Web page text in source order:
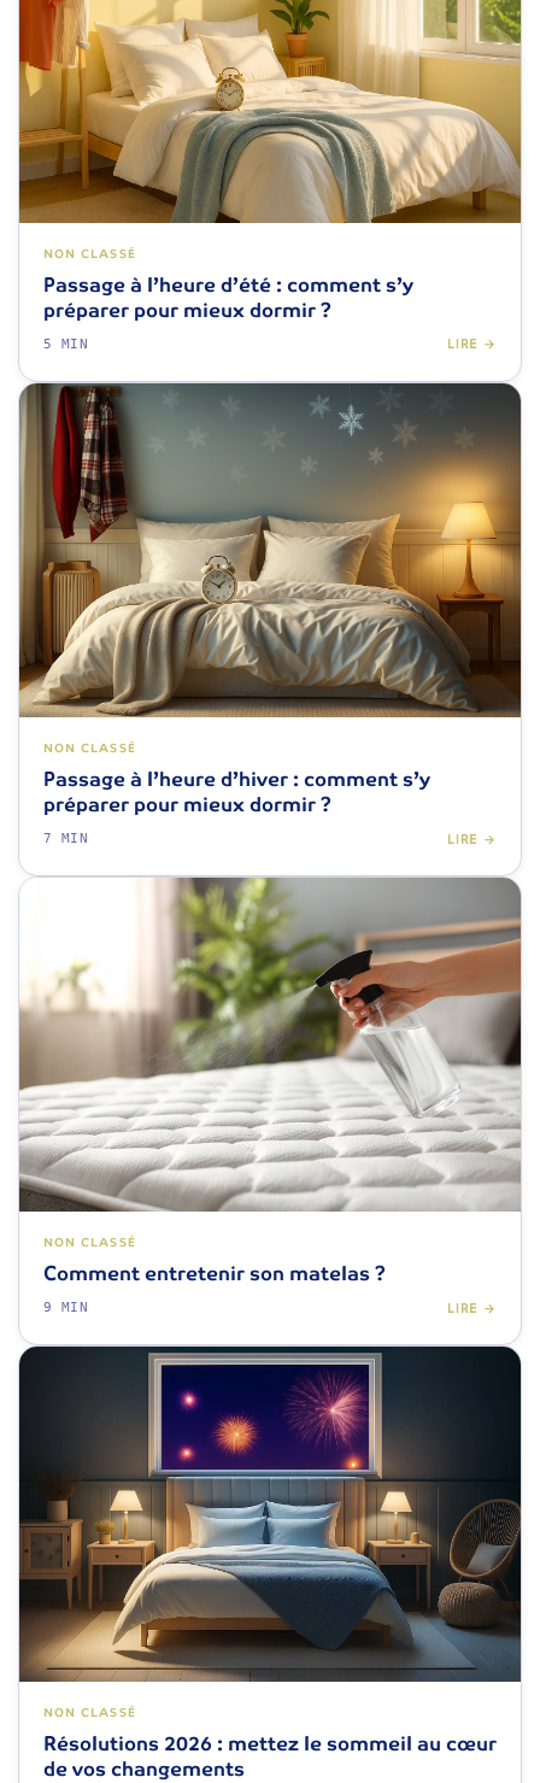
NON CLASSÉ
Passage à l’heure d’été : comment s’y
préparer pour mieux dormir ?
5 MIN LIRE →
NON CLASSÉ
Passage à l’heure d’hiver : comment s’y
préparer pour mieux dormir ?
7 MIN LIRE →
NON CLASSÉ
Comment entretenir son matelas ?
9 MIN LIRE →
NON CLASSÉ
Résolutions 2026 : mettez le sommeil au cœur
de vos changements